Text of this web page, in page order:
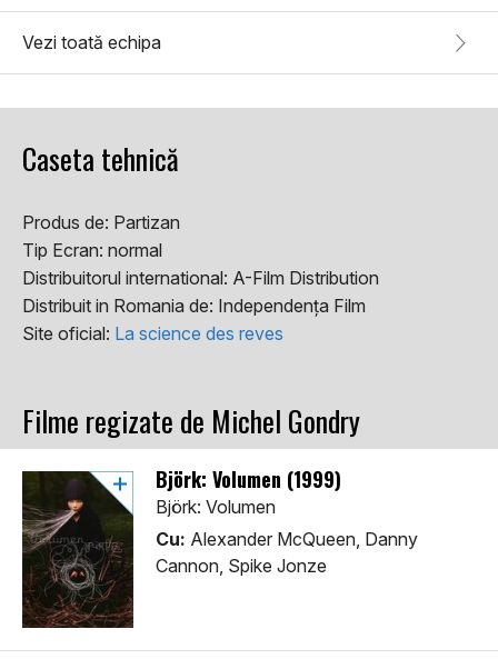
Vezi toată echipa
Caseta tehnică
Produs de: Partizan
Tip Ecran: normal
Distribuitorul international: A-Film Distribution
Distribuit in Romania de: Independența Film
Site oficial: La science des reves
Filme regizate de Michel Gondry
Björk: Volumen (1999)
Björk: Volumen
Cu: Alexander McQueen, Danny
Cannon, Spike Jonze